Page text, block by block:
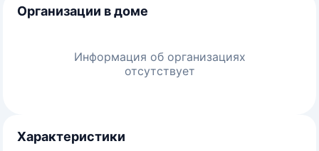
Организации в доме
Информация об организациях
отсутствует
Характеристики